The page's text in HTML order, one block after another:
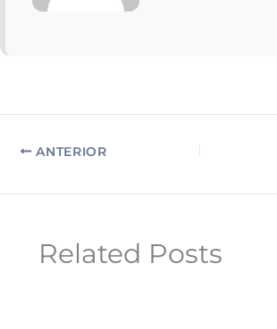
ANTERIOR
Related Posts